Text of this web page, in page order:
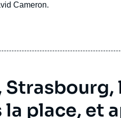
Cameron.
place, et